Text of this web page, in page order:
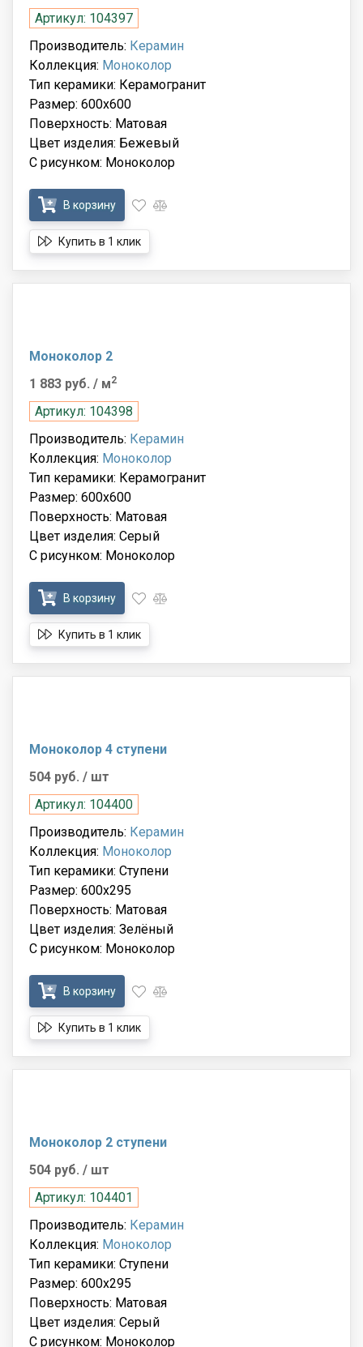
Артикул: 104397
Производитель: Керамин
Коллекция: Моноколор
Тип керамики: Керамогранит
Размер: 600x600
Поверхность: Матовая
Цвет изделия: Бежевый
С рисунком: Моноколор
В корзину
Купить в 1 клик
Моноколор 2
1 883 руб. / м2
Артикул: 104398
Производитель: Керамин
Коллекция: Моноколор
Тип керамики: Керамогранит
Размер: 600x600
Поверхность: Матовая
Цвет изделия: Серый
С рисунком: Моноколор
В корзину
Купить в 1 клик
Моноколор 4 ступени
504 руб. / шт
Артикул: 104400
Производитель: Керамин
Коллекция: Моноколор
Тип керамики: Ступени
Размер: 600x295
Поверхность: Матовая
Цвет изделия: Зелёный
С рисунком: Моноколор
В корзину
Купить в 1 клик
Моноколор 2 ступени
504 руб. / шт
Артикул: 104401
Производитель: Керамин
Коллекция: Моноколор
Тип керамики: Ступени
Размер: 600x295
Поверхность: Матовая
Цвет изделия: Серый
С рисунком: Моноколор